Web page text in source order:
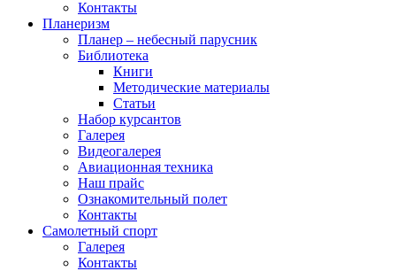
Контакты
Планеризм
Планер – небесный парусник
Библиотека
Книги
Методические материалы
Статьи
Набор курсантов
Галерея
Видеогалерея
Авиационная техника
Наш прайс
Ознакомительный полет
Контакты
Самолетный спорт
Галерея
Контакты